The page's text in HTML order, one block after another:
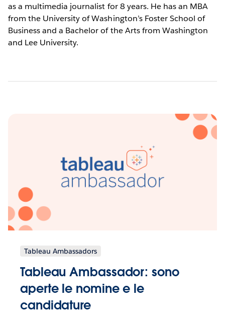
as a multimedia journalist for 8 years. He has an MBA
from the University of Washington’s Foster School of
Business and a Bachelor of the Arts from Washington
and Lee University.
Tableau Ambassadors
Tableau Ambassador: sono
aperte le nomine e le
candidature